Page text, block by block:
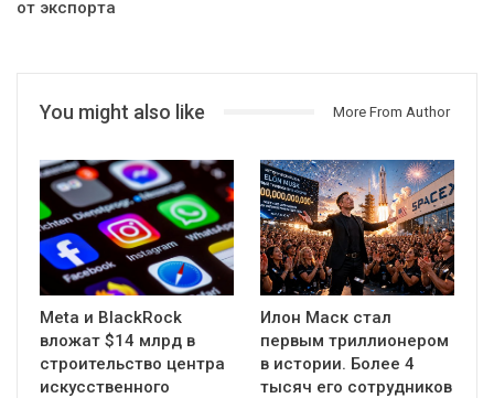
от экспорта
You might also like More From Author
Meta и BlackRock
вложат $14 млрд в
строительство центра
искусственного
Илон Маск стал
первым триллионером
в истории. Более 4
тысяч его сотрудников